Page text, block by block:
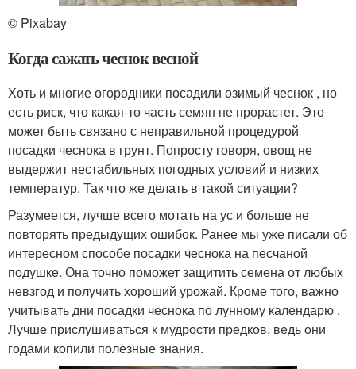
© Pixabay
Когда сажать чеснок весной
Хоть и многие огородники посадили озимый чеснок , но
есть риск, что какая-то часть семян не прорастет. Это
может быть связано с неправильной процедурой
посадки чеснока в грунт. Попросту говоря, овощ не
выдержит нестабильных погодных условий и низких
температур. Так что же делать в такой ситуации?
Разумеется, лучше всего мотать на ус и больше не
повторять предыдущих ошибок. Ранее мы уже писали об
интересном способе посадки чеснока на песчаной
подушке. Она точно поможет защитить семена от любых
невзгод и получить хороший урожай. Кроме того, важно
учитывать дни посадки чеснока по лунному календарю .
Лучше прислушиваться к мудрости предков, ведь они
годами копили полезные знания.